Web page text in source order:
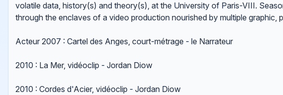
volatile data, history(s) and theory(s), at the University of Paris-VIII.
through the enclaves of a video production nourished by multiple graphic,
Acteur 2007 : Cartel des Anges, court-métrage - le Narrateur
2010 : La Mer, vidéoclip - Jordan Diow
2010 : Cordes d'Acier, vidéoclip - Jordan Diow